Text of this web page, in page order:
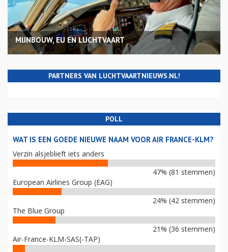
MIJNBOUW, EU EN LUCHTVAART
PARTNERS VAN LUCHTVAARTNIEUWS.NL!
POLL
WAT IS EEN GOEDE NIEUWE NAAM VOOR AIR FRANCE-KLM?
Verzin alsjeblieft iets anders
47% (81 stemmen)
European Airlines Group (EAG)
24% (42 stemmen)
The Blue Group
21% (36 stemmen)
Air-France-KLM-SAS(-TAP)